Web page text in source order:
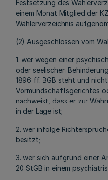
Festsetzung des
einem Monat Mitglied der
Wählerverzeichnis
(2) Ausgeschlossen vom
1. wer wegen einer
oder seelischen
1896 ff. BGB steht und
Vormundschaftsgerichtes
nachweist, dass er zur
in der Lage ist;
2. wer infolge
besitzt;
3. wer sich aufgrund einer
20 StGB in einem